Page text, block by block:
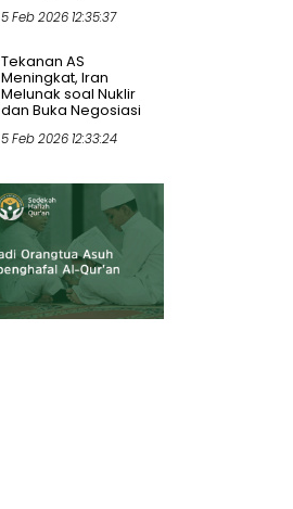
5 Feb 2026 12:35:37
Tekanan AS
Meningkat, Iran
Melunak soal Nuklir
dan Buka Negosiasi
5 Feb 2026 12:33:24